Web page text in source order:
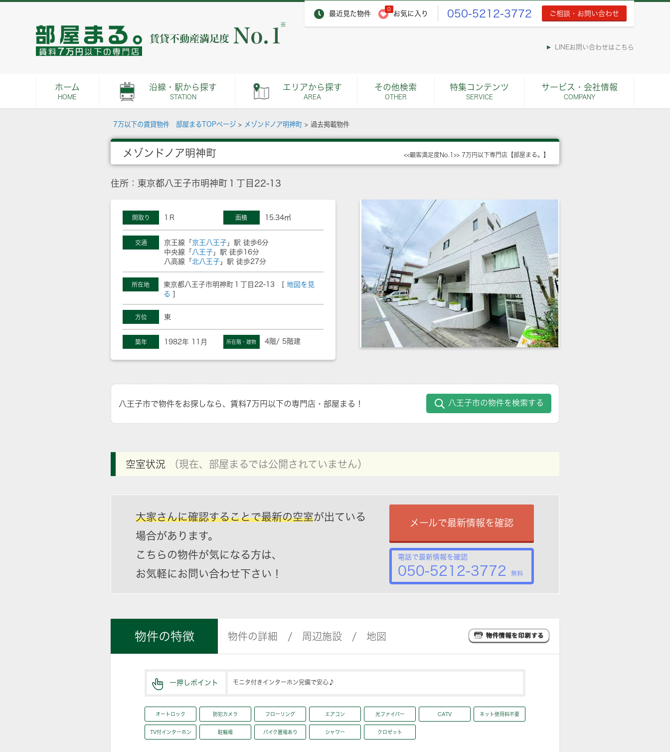
最近見た物件
0
お気に入り 050-5212-3772 ご相談・お問い合わせ
※
LINEお問い合わせはこちら
ホーム
HOME
沿線・駅から探す
STATION
エリアから探す
AREA
その他検索
OTHER
特集コンテンツ
SERVICE
サービス・会社情報
COMPANY
7万以下の賃貸物件 部屋まるTOPページ > メゾンドノア明神町 > 過去掲載物件
メゾンドノア明神町 <<顧客満足度No.1>> 7万円以下専門店【部屋まる。】
住所：東京都八王子市明神町１丁目22-13
間取り 1Ｒ 面積 15.34㎡
交通 京王線「 京王八王子 」駅 徒歩6分
中央線「 八王子 」駅 徒歩16分
八高線「 北八王子 」駅 徒歩27分
所在地 東京都八王子市明神町１丁目22-13 [
地図を見
る
方位 東
築年 1982年 11月 所在階・建物 4階/ 5階建
八王子市で物件をお探しなら、賃料7万円以下の専門店・部屋まる！ 八王子市の物件を検索する
空室状況 （現在、部屋まるでは公開されていません）
大家さんに確認することで最新の空室が出ている
場合があります。
こちらの物件が気になる方は、
お気軽にお問い合わせ下さい！
メールで最新情報を確認
電話で最新情報を確認
050-5212-3772 無料
物件の特徴 物件の詳細 周辺施設 地図
一押しポイント モニタ付きインターホン完備で安心♪
オートロック 防犯カメラ フローリング エアコン 光ファイバー CATV ネット使用料不要
TV付インターホン 駐輪場 バイク置場あり シャワー クロゼット